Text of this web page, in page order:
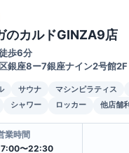
のカルドGINZA9店
歩6分
銀座8ー7銀座ナイン2号館2F
サウナ マシンピラティス
シャワー ロッカー 他店舗
業時間
7:00〜22:30